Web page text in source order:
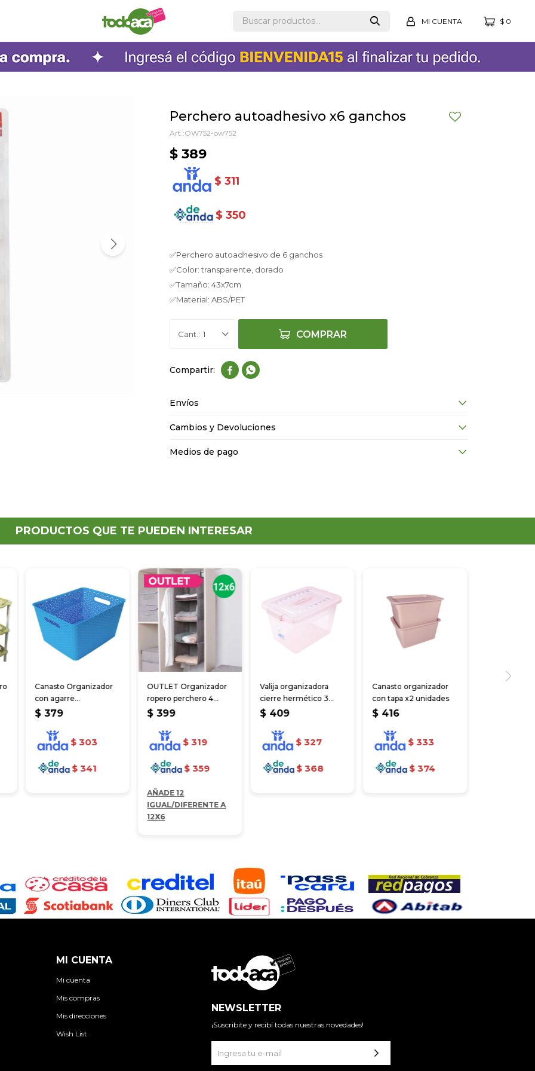
$ 0
Perchero autoadhesivo x6 ganchos
OW752-ow752
$ 389
$ 311
$ 350
✅Perchero autoadhesivo de 6 ganchos
✅Color: transparente, dorado
✅Tamaño: 43x7cm
✅Material: ABS/PET
1 COMPRAR
 
Envíos
Cambios y Devoluciones
Medios de pago
PRODUCTOS QUE TE PUEDEN INTERESAR
Canasto Organizador
con agarre
35.5x29x22cm
$ 379
$ 303
$ 341
OUTLET Organizador
ropero perchero 4
estantes 30*30*80 cm
$ 399
$ 319
$ 359
AÑADE 12
IGUAL/DIFERENTE A
12X6
Valija organizadora
cierre hermético 3
colores
$ 409
$ 327
$ 368
Canasto organizador
con tapa x2 unidades
$ 416
$ 333
$ 374
MI CUENTA
Mi cuenta
Mis compras
Mis direcciones
Wish List
NEWSLETTER
¡Suscribite y recibí todas nuestras novedades!